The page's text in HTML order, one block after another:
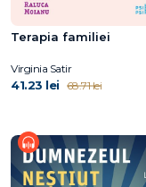
Terapia familiei
Virginia Satir
41.23 lei 68.71 lei